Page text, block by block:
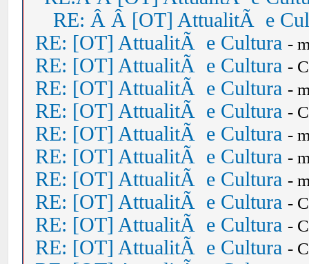
RE: Â Â [OT] AttualitÃ e
RE: [OT] AttualitÃ e Cultura -
RE: [OT] AttualitÃ e Cultura -
RE: [OT] AttualitÃ e Cultura -
RE: [OT] AttualitÃ e Cultura -
RE: [OT] AttualitÃ e Cultura -
RE: [OT] AttualitÃ e Cultura -
RE: [OT] AttualitÃ e Cultura -
RE: [OT] AttualitÃ e Cultura -
RE: [OT] AttualitÃ e Cultura -
RE: [OT] AttualitÃ e Cultura -